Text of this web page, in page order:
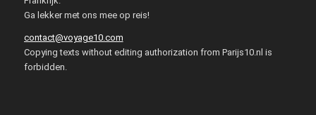
Ga lekker met ons mee op reis!
contact@voyage10.com
Copying texts without editing authorization from Parijs10.nl is
forbidden.